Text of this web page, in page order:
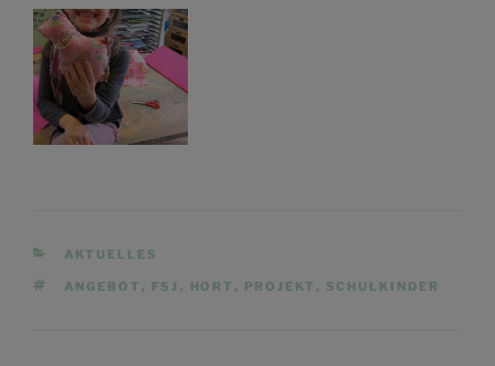
KATEGORIEN
AKTUELLES
SCHLAGWÖRTER
ANGEBOT , FSJ , HORT , PROJEKT , SCHULKINDER